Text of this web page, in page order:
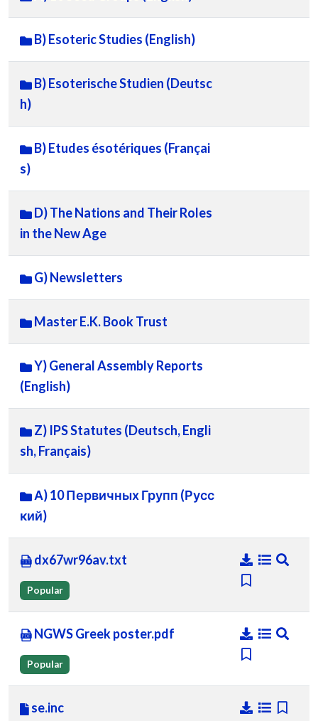
B) Esoteric Studies (English)
B) Esoterische Studien (Deutsc
h)
B) Etudes ésotériques (Françai
s)
D) The Nations and Their Roles
in the New Age
G) Newsletters
Master E.K. Book Trust
Y) General Assembly Reports
(English)
Z) IPS Statutes (Deutsch, Engli
sh, Français)
А) 10 Первичных Групп (Русс
кий)
dx67wr96av.txt
Popular
NGWS Greek poster.pdf
Popular
se.inc